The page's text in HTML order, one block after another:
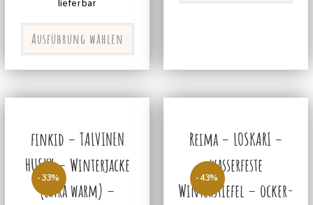
lieferbar
Ausführung wählen
-33%
finkid – TALVINEN
HUSKY – Winterjacke
(extra warm) –
-43%
Reima – LOSKARI –
wasserfeste
Winterstiefel – ocker-